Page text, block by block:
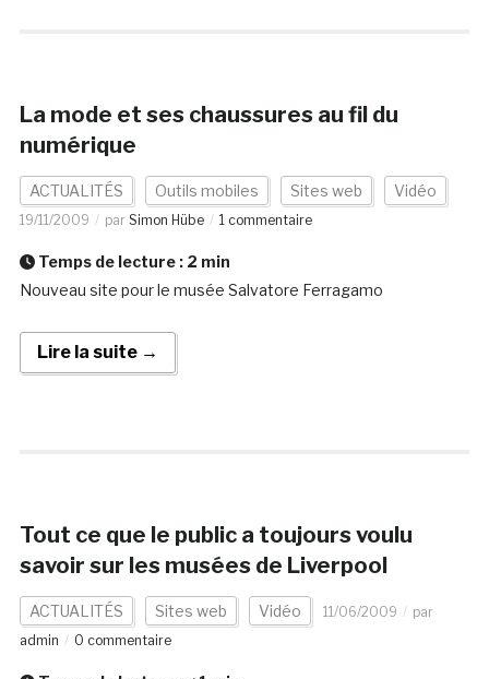
La mode et ses chaussures au fil du
numérique
ACTUALITÉS Outils mobiles Sites web Vidéo
19/11/2009 par Simon Hübe 1 commentaire
Temps de lecture : 2 min
Nouveau site pour le musée Salvatore Ferragamo
Lire la suite →
Tout ce que le public a toujours voulu
savoir sur les musées de Liverpool
ACTUALITÉS Sites web Vidéo 11/06/2009
par
admin
0 commentaire